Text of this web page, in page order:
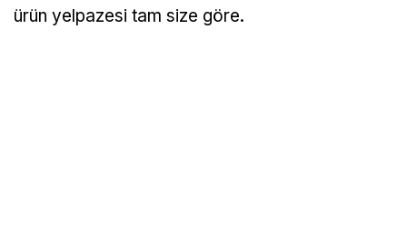
ürün yelpazesi tam size göre.